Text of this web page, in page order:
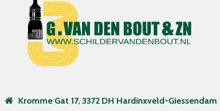
Kromme Gat 17, 3372 DH Hardinxveld-Giessendam